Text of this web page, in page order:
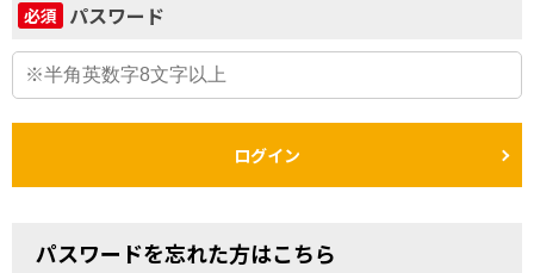
必須 パスワード
ログイン
パスワードを忘れた方はこちら